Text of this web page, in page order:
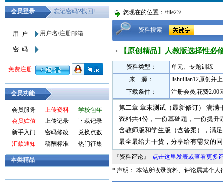
会员功能
会员服务 上传资料
学校包年
会员贮值
上传记录
下载记录
新手入门
密码修改
兑换点数
汇款通知
稿酬标准 热门征集
本类精品
您现在的位置：\file23\
资料搜索
> 【原创精品】人教版选择性必
资料类型：
单元、专题训练
来 源：
lishuilian12原创并
下载条件：
注册会员,花费2.00
第二章 章末测试（最新修订） 满满
资料共4份，一份基础题，一份提升
含教师版和学生版（含答案），满
最全最给力干货，分享给有需要的
『资料评论』 点击这里发表或查看更多
* 声明： 本站所收录资料、评论属其个人